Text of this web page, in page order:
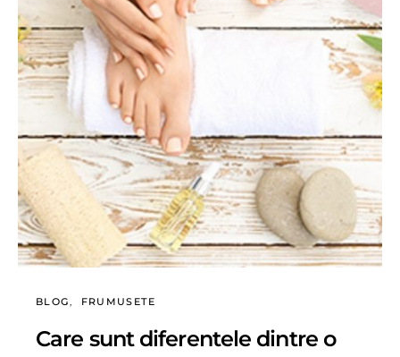
BLOG FRUMUSETE
Care sunt diferentele dintre o